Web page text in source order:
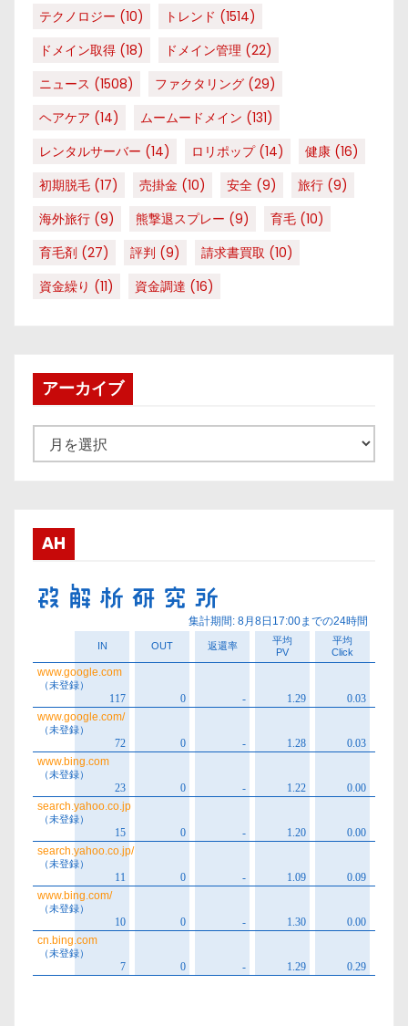
テクノロジー (10) トレンド (1514)
ドメイン取得 (18) ドメイン管理 (22)
ニュース (1508) ファクタリング (29)
ヘアケア (14) ムームードメイン (131)
レンタルサーバー (14) ロリポップ(14) 健康 (16)
初期脱毛 (17) 売掛金 (10) 安全 (9) 旅行 (9)
海外旅行 (9) 熊撃退スプレー (9) 育毛 (10)
育毛剤 (27) 評判 (9) 請求書買取 (10)
資金繰り (11) 資金調達 (16)
アーカイブ
ー
ブ
AH